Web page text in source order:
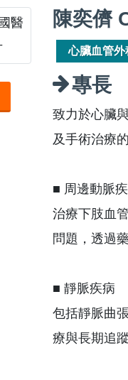
陳奕儕
心臟血管外
專長
致力於心臟
及手術治療
■ 周邊動脈
治療下肢血
問題，透過
■ 靜脈疾病
包括靜脈曲
療與長期追